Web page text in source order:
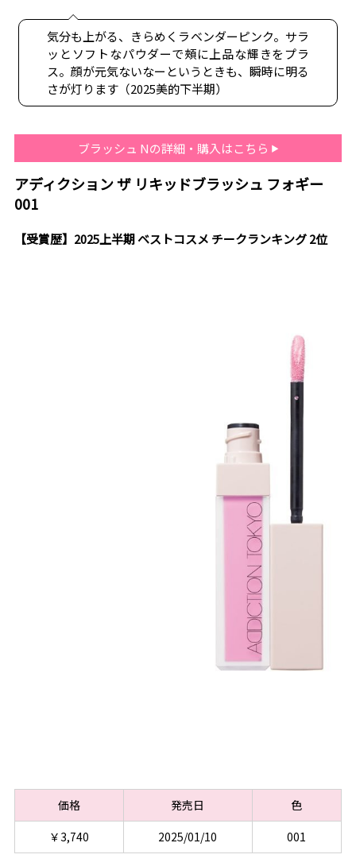
気分も上がる、きらめくラベンダーピンク。サラ
ッとソフトなパウダーで頰に上品な輝きをプラ
ス。顔が元気ないなーというときも、瞬時に明る
さが灯ります（2025美的下半期）
ブラッシュ Nの詳細・購入はこちら
アディクション ザ リキッドブラッシュ フォギー
001
【受賞歴】2025上半期 ベストコスメ チークランキング 2位
価格 発売日
色
￥3,740
2025/01/10 001